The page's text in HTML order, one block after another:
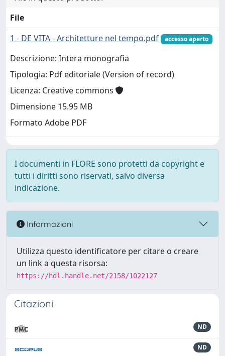
File
1 - DE VITA - Architetture nel tempo.pdf
accesso aperto
Descrizione: Intera monografia
Tipologia: Pdf editoriale (Version of record)
Licenza: Creative commons
Dimensione 15.95 MB
Formato Adobe PDF
I documenti in FLORE sono protetti da copyright e
tutti i diritti sono riservati, salvo diversa
indicazione.
Informazioni
Utilizza questo identificatore per citare o creare
un link a questa risorsa:
https://hdl.handle.net/2158/1022127
Citazioni
ND
ND